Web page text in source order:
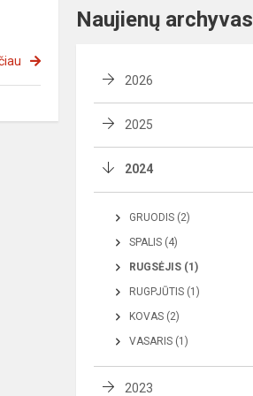
Naujienų archyvas
2026
2025
2024
GRUODIS (2)
SPALIS (4)
RUGSĖJIS (1)
RUGPJŪTIS (1)
KOVAS (2)
VASARIS (1)
2023